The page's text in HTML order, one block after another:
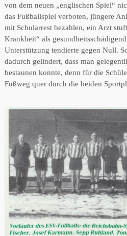
von dem neuen „englischen Spiel“
das Fußballspiel verboten, jüngere
mit Schularrest bezahlen, ein Arzt
Krankheit“ als
Unterstützung tendierte gegen Null.
dadurch gelindert, dass man
bestaunen konnte, denn für die
Fußweg quer durch die beiden